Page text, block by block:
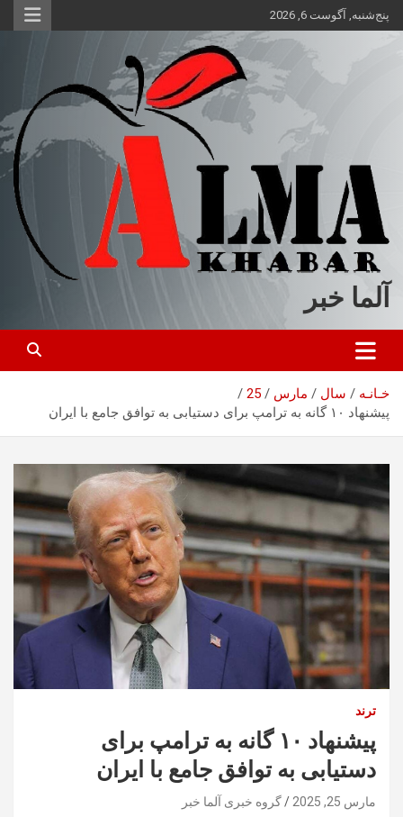
محتوا
پنج‌شنبه, آگوست 6, 2026
آلما خبر
خـانـه سال مارس
25
پیشنهاد ۱۰ گانه به ترامپ برای دستیابی به توافق جامع با ایران
ترند
پیشنهاد ۱۰ گانه به ترامپ برای
دستیابی به توافق جامع با ایران
مارس 25, 2025 گروه خبری آلما خبر